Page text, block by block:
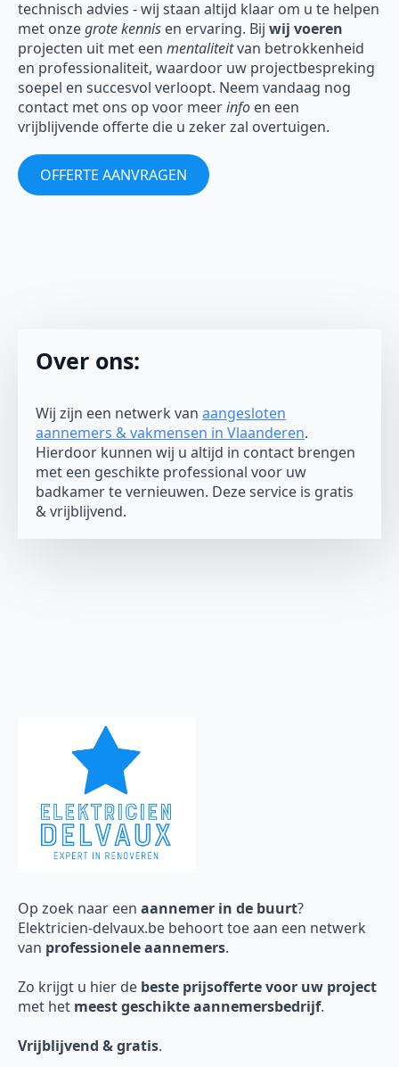
technisch advies - wij staan altijd klaar om u te helpen
met onzegrote kennis en ervaring. Bij wij voeren
projecten uit met een mentaliteitvan betrokkenheid
en professionaliteit, waardoor uw projectbespreking
soepel en succesvol verloopt. Neem vandaag nog
contact met ons op voor meerinfo en een
vrijblijvende offerte die u zeker zal overtuigen.
OFFERTE AANVRAGEN
Over ons:
Wij zijn een netwerk van aangesloten
aannemers & vakmensen in Vlaanderen.
Hierdoor kunnen wij u altijd in contact brengen
met een geschikte professional voor uw
badkamer te vernieuwen. Deze service is gratis
& vrijblijvend.
Op zoek naar een aannemer in de buurt?
Elektricien-delvaux.be behoort toe aan een netwerk
van professionele aannemers.
Zo krijgt u hier de beste prijsofferte voor uw project
met het meest geschikte aannemersbedrijf.
Vrijblijvend & gratis.